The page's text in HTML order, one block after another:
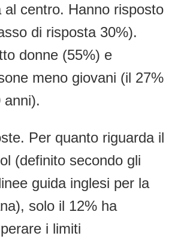
al centro. Hanno risposto
di risposta 30%).
donne (55%) e
meno giovani (il 27%
anni).
Per quanto riguarda il
(definito secondo gli
guida inglesi per la
solo il 12% ha
i limiti